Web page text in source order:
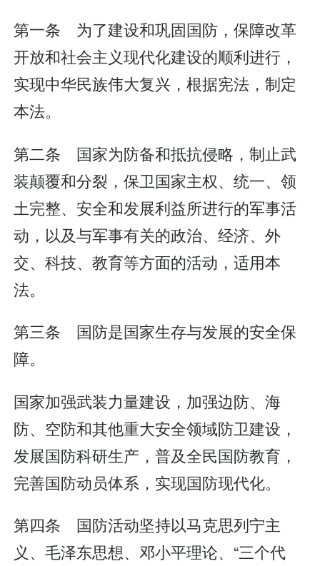
第一条 为了建设和巩固国防，保障改革
开放和社会主义现代化建设的顺利进行，
实现中华民族伟大复兴，根据宪法，制定
本法。
第二条 国家为防备和抵抗侵略，制止武
装颠覆和分裂，保卫国家主权、统一、领
土完整、安全和发展利益所进行的军事活
动，以及与军事有关的政治、经济、外
交、科技、教育等方面的活动，适用本
法。
第三条 国防是国家生存与发展的安全保
障。
国家加强武装力量建设，加强边防、海
防、空防和其他重大安全领域防卫建设，
发展国防科研生产，普及全民国防教育，
完善国防动员体系，实现国防现代化。
第四条 国防活动坚持以马克思列宁主
义、毛泽东思想、邓小平理论、“三个代